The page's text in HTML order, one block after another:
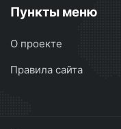
Пункты меню
О проекте
Правила сайта